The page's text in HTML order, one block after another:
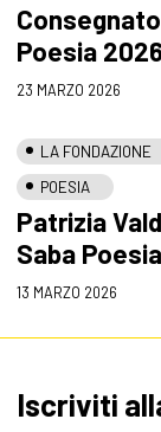
Poesia
23 MARZO 2026
LA FONDAZIONE
POESIA
Patrizia
Saba Poesia
13 MARZO 2026
Iscriviti